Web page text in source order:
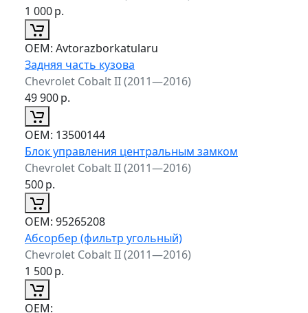
1 000р.
ОЕМ: Avtorazborkatularu
Задняя часть кузова
Chevrolet Cobalt II (2011—2016)
49 900р.
ОЕМ: 13500144
Блок управления центральным замком
Chevrolet Cobalt II (2011—2016)
500р.
ОЕМ: 95265208
Абсорбер (фильтр угольный)
Chevrolet Cobalt II (2011—2016)
1 500р.
ОЕМ: